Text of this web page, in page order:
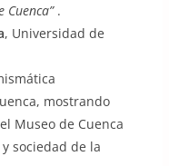
.
, Universidad de
mostrando
Museo de Cuenca
sociedad de la